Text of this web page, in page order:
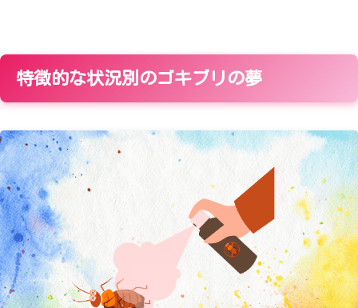
特徴的な状況別のゴキブリの夢